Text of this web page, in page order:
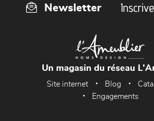
Newsletter
Un magasin du réseau
Site internet Blog
Engagements